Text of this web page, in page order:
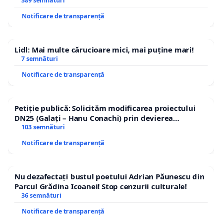
Notificare de transparență
Lidl: Mai multe cărucioare mici, mai puține mari!
7 semnături
Notificare de transparență
Petiție publică: Solicităm modificarea proiectului
DN25 (Galați – Hanu Conachi) prin devierea
traseului în afara localităților!
103 semnături
Notificare de transparență
Nu dezafectați bustul poetului Adrian Păunescu din
Parcul Grădina Icoanei! Stop cenzurii culturale!
36 semnături
Notificare de transparență